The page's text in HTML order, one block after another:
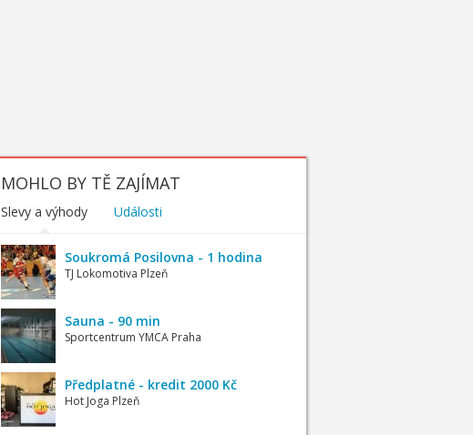
MOHLO BY TĚ ZAJÍMAT
Slevy a výhody Události
Soukromá Posilovna - 1 hodina
TJ Lokomotiva Plzeň
Sauna - 90 min
Sportcentrum YMCA Praha
Předplatné - kredit 2000 Kč
Hot Joga Plzeň